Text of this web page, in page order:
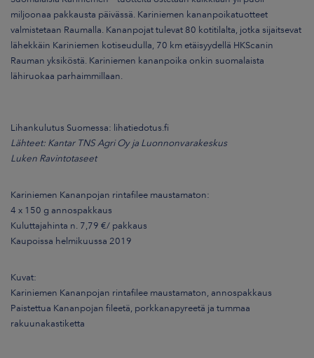
miljoonaa pakkausta päivässä. Kariniemen kananpoikatuotteet
valmistetaan Raumalla. Kananpojat tulevat 80 kotitilalta, jotka sijaitsevat
lähekkäin Kariniemen kotiseudulla, 70 km etäisyydellä HKScanin
Rauman yksiköstä. Kariniemen kananpoika onkin suomalaista
lähiruokaa parhaimmillaan.
Lihankulutus Suomessa: lihatiedotus.fi
Lähteet: Kantar TNS Agri Oy ja Luonnonvarakeskus
Luken Ravintotaseet
Kariniemen Kananpojan rintafilee maustamaton:
4 x 150 g annospakkaus
Kuluttajahinta n. 7,79 €/ pakkaus
Kaupoissa helmikuussa 2019
Kuvat:
Kariniemen Kananpojan rintafilee maustamaton, annospakkaus
Paistettua Kananpojan fileetä, porkkanapyreetä ja tummaa
rakuunakastiketta